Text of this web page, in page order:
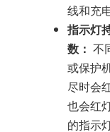
线和充
指示灯
数： 不
或保护
尽时会
也会红
的指示